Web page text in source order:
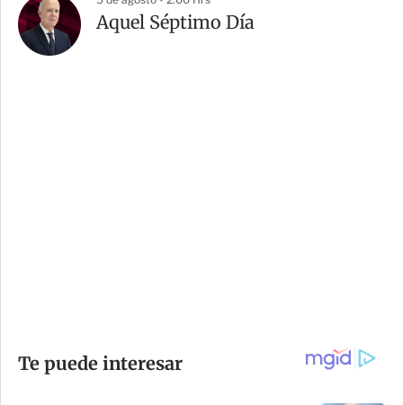
Aquel Séptimo Día